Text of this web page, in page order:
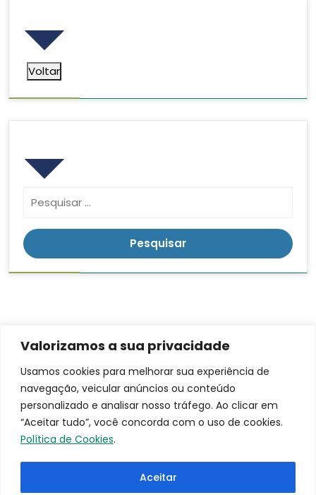
Valorizamos a sua privacidade
Usamos cookies para melhorar sua experiência de
navegação, veicular anúncios ou conteúdo
personalizado e analisar nosso tráfego. Ao clicar em
“Aceitar tudo”, você concorda com o uso de cookies.
Política de Cookies.
Aceitar
Voltar
Contato
(16)
3953-
9100
santacasa@iscmpontal.com.br
Endereço
Rua:
Ananias da
Costa
Centro
Cidade:
LGPD